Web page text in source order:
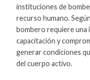
instituciones de
recurso humano.
bombero requiere una
capacitación y
generar condiciones
del cuerpo activo.